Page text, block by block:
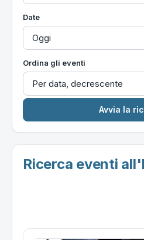
Date
Ordina gli eventi
Ricerca eventi